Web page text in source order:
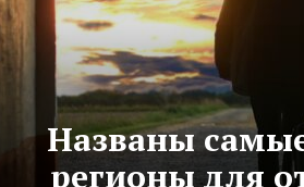
Названы
регионы для